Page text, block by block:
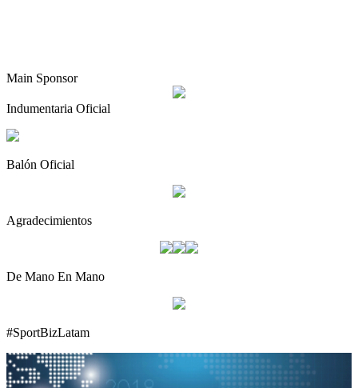
Main Sponsor
Indumentaria Oficial
Balón Oficial
Agradecimientos
De Mano En Mano
#SportBizLatam